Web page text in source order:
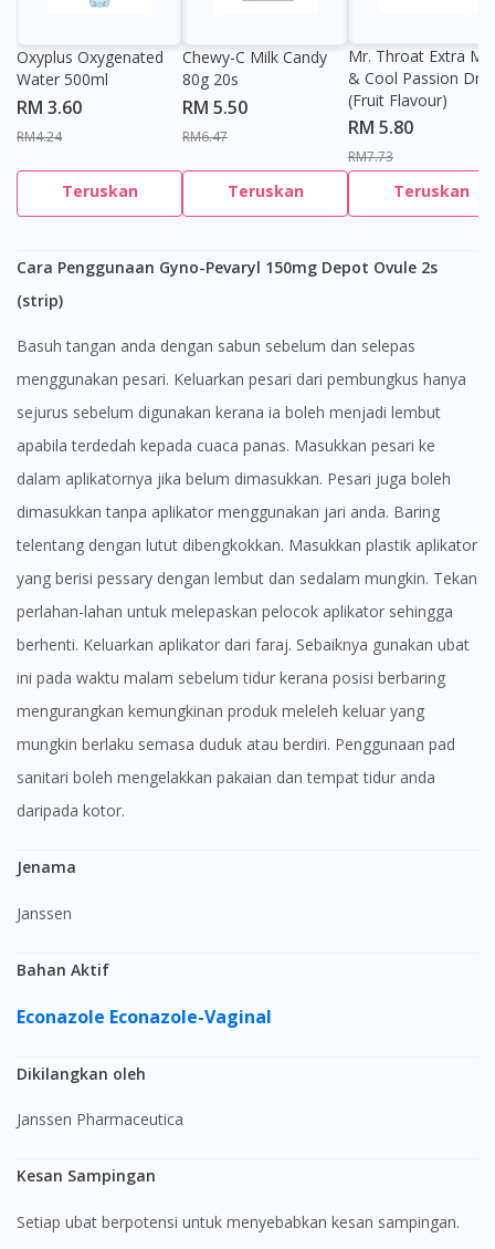
Oxyplus Oxygenated
Water 500ml
RM 3.60
RM4.24
Teruskan
Chewy-C Milk Candy
80g 20s
RM 5.50
RM6.47
Teruskan
Mr. Throat Extra
& Cool Passion
(Fruit Flavour)
RM 5.80
RM7.73
Teruskan
Cara Penggunaan Gyno-Pevaryl 150mg Depot Ovule 2s
(strip)
Basuh tangan anda dengan sabun sebelum dan selepas
menggunakan pesari. Keluarkan pesari dari pembungkus hanya
sejurus sebelum digunakan kerana ia boleh menjadi lembut
apabila terdedah kepada cuaca panas. Masukkan pesari ke
dalam aplikatornya jika belum dimasukkan. Pesari juga boleh
dimasukkan tanpa aplikator menggunakan jari anda. Baring
telentang dengan lutut dibengkokkan. Masukkan plastik aplikator
yang berisi pessary dengan lembut dan sedalam mungkin. Tekan
perlahan-lahan untuk melepaskan pelocok aplikator sehingga
berhenti. Keluarkan aplikator dari faraj. Sebaiknya gunakan ubat
ini pada waktu malam sebelum tidur kerana posisi berbaring
mengurangkan kemungkinan produk meleleh keluar yang
mungkin berlaku semasa duduk atau berdiri. Penggunaan pad
sanitari boleh mengelakkan pakaian dan tempat tidur anda
daripada kotor.
Jenama
Janssen
Bahan Aktif
Econazole Econazole-Vaginal
Dikilangkan oleh
Janssen Pharmaceutica
Kesan Sampingan
Setiap ubat berpotensi untuk menyebabkan kesan sampingan.